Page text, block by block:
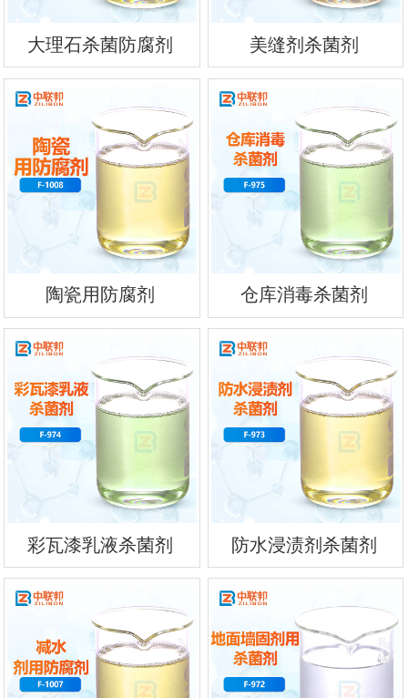
大理石杀菌防腐剂 美缝剂杀菌剂
陶瓷用防腐剂 仓库消毒杀菌剂
彩瓦漆乳液杀菌剂 防水浸渍剂杀菌剂